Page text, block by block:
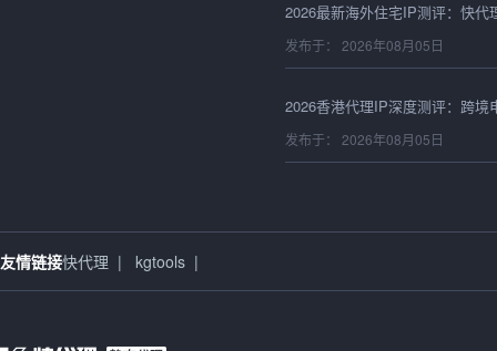
发布于： 2026年08月05日
发布于： 2026年08月05日
友情链接快代理 | kgtools |